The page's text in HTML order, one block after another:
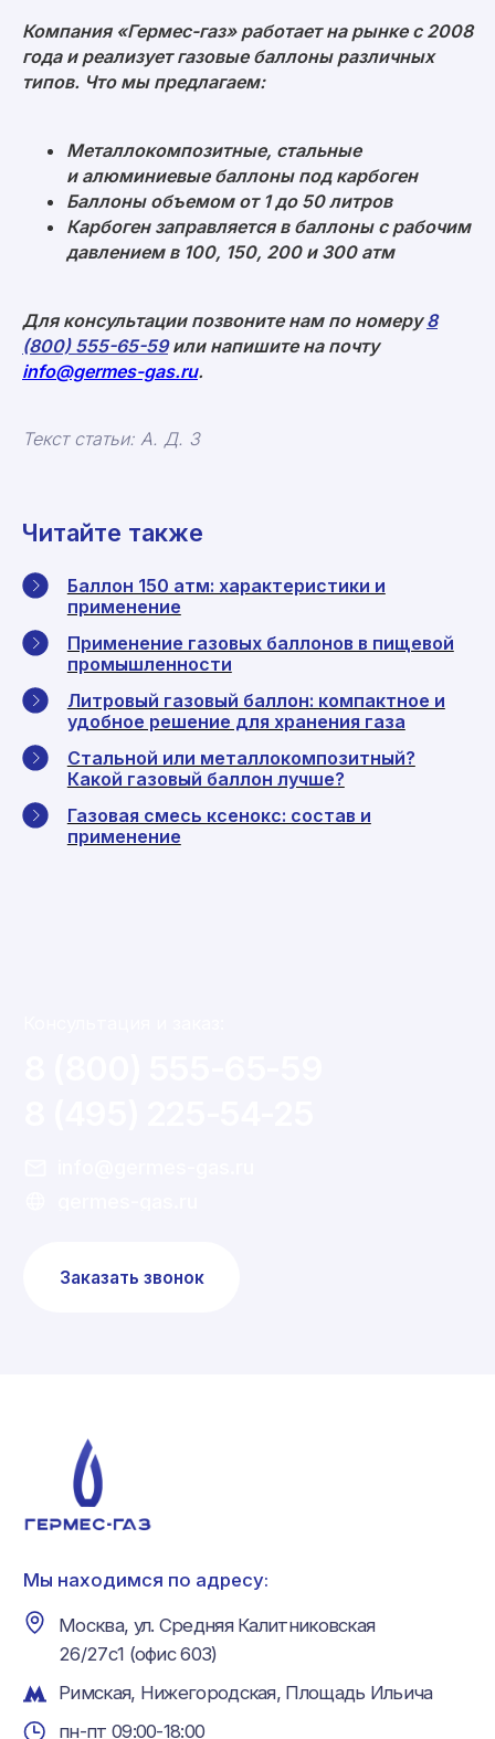
Компания «Гермес-газ» работает на рынке с 2008
года и реализует газовые баллоны различных
типов. Что мы предлагаем:
Металлокомпозитные, стальные
и алюминиевые баллоны под карбоген
Баллоны объемом от 1 до 50 литров
Карбоген заправляется в баллоны с рабочим
давлением в 100, 150, 200 и 300 атм
Для консультации позвоните нам по номеру8
(800) 555-65-59или напишите на почту
info@germes-gas.ru.
Текст статьи: А. Д. З
Читайте также
Баллон 150 атм: характеристики и
применение
Применение газовых баллонов в пищевой
промышленности
Литровый газовый баллон: компактное и
удобное решение для хранения газа
Стальной или металлокомпозитный?
Какой газовый баллон лучше?
Газовая смесь ксенокс: состав и
применение
Мы находимся по адресу:
Римская, Нижегородская, Площадь Ильича
пн-пт 09:00-18:00
Политика конфиденциальности